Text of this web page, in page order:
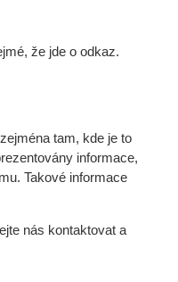
že jde o odkaz.
tam, kde je to
informace,
Takové informace
nás kontaktovat a